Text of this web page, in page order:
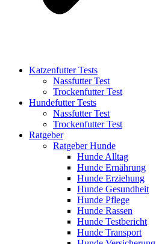
Katzenfutter Tests
Nassfutter Test
Trockenfutter Test
Hundefutter Tests
Nassfutter Test
Trockenfutter Test
Ratgeber
Ratgeber Hunde
Hunde Alltag
Hunde Ernährung
Hunde Erziehung
Hunde Gesundheit
Hunde Pflege
Hunde Rassen
Hunde Testbericht
Hunde Transport